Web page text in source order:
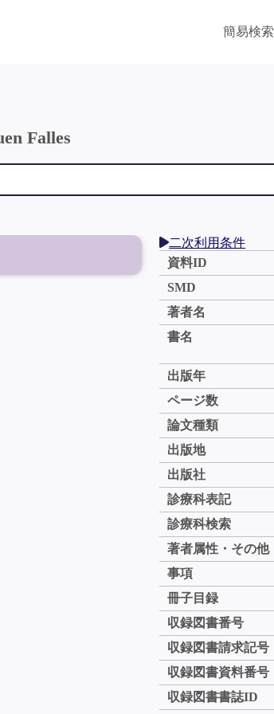
簡易検索
Falles
二次利用条件
資料ID
SMD
著者名
書名
出版年
ページ数
論文種類
出版地
出版社
診療科表記
診療科検索
著者属性・その他
事項
冊子目録
収録図書番号
収録図書請求記号
収録図書資料番号
収録図書書誌ID